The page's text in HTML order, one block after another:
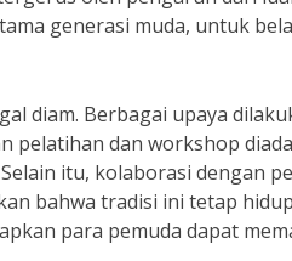
generasi muda, untuk
diam. Berbagai upaya
pelatihan dan workshop
itu, kolaborasi dengan
bahwa tradisi ini tetap
para pemuda dapat